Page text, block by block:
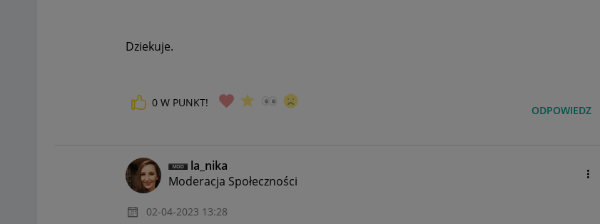
Dziekuje.
0 W PUNKT!
ODPOWIEDZ
la_nika
Moderacja Społeczności
‎02-04-2023 13:28